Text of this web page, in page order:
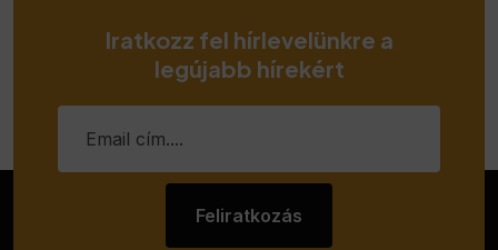
Iratkozz fel hírlevelünkre a
legújabb hírekért
Feliratkozás